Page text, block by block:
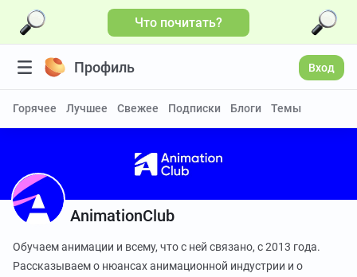
Что почитать?
Профиль Вход
Горячее Лучшее Свежее Подписки Блоги Темы
AnimationClub
Обучаем анимации и всему, что с ней связано, с 2013 года.
Рассказываем о нюансах анимационной индустрии и о